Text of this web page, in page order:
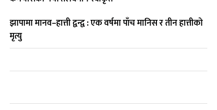
झापामा मानव–हात्ती द्वन्द्व : एक वर्षमा पाँच मानिस र तीन हात्तीको
मृत्यु